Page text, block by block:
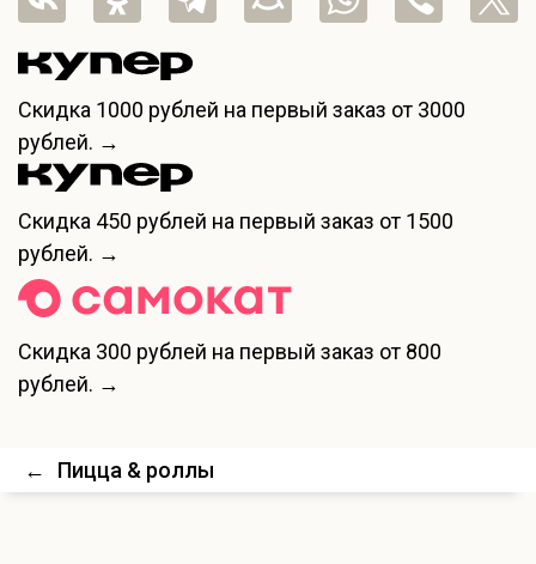
Скидка 1000 рублей на первый заказ от 3000
рублей. →
Скидка 450 рублей на первый заказ от 1500
рублей. →
Скидка 300 рублей на первый заказ от 800
рублей. →
← Пицца & роллы